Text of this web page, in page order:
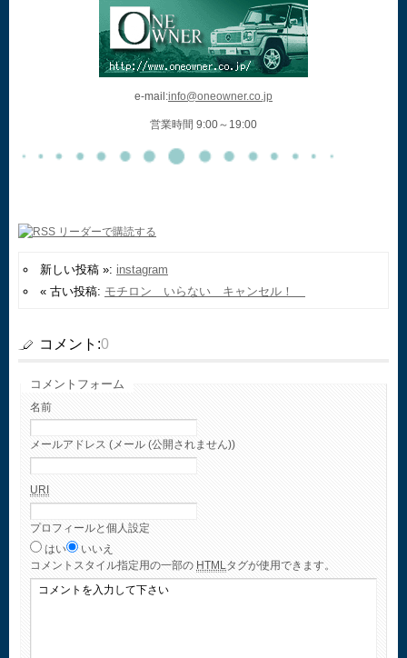
e-mail:info@oneowner.co.jp
営業時間 9:00～19:00
新しい投稿 »: instagram
« 古い投稿: モチロン いらない キャンセル！
コメント:0
コメントフォーム
名前
メールアドレス (メール (公開されません))
URI
プロフィールと個人設定
はい
いいえ
コメント スタイル指定用の一部の HTMLタグが使用できます。